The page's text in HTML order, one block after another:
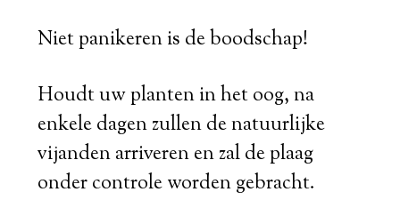
Niet panikeren is de boodschap!
Houdt uw planten in het oog, na
enkele dagen zullen de natuurlijke
vijanden arriveren en zal de plaag
onder controle worden gebracht.